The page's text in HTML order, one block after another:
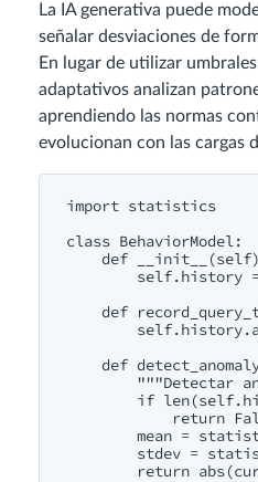
La IA generativa puede
señalar desviaciones de
En lugar de utilizar
adaptativos analizan
aprendiendo las normas
evolucionan con las cargas
import statistics
class BehaviorModel:
def
self.history
def
def
"""Detectar
if
return
mean =
stdev =
return